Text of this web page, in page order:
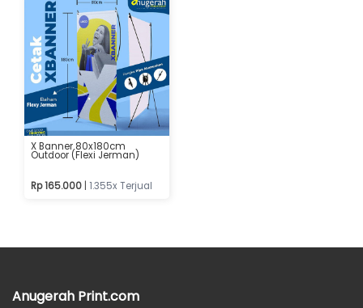
X Banner 80x180cm
Outdoor (Flexi Jerman)
Rp 165.000 1.355x Terjual
Anugerah Print.com